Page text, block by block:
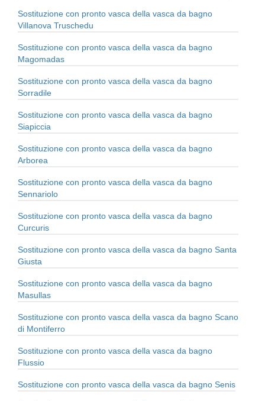
Sostituzione con pronto vasca della vasca da bagno
Villanova Truschedu
Sostituzione con pronto vasca della vasca da bagno
Magomadas
Sostituzione con pronto vasca della vasca da bagno
Sorradile
Sostituzione con pronto vasca della vasca da bagno
Siapiccia
Sostituzione con pronto vasca della vasca da bagno
Arborea
Sostituzione con pronto vasca della vasca da bagno
Sennariolo
Sostituzione con pronto vasca della vasca da bagno
Curcuris
Sostituzione con pronto vasca della vasca da bagno Santa
Giusta
Sostituzione con pronto vasca della vasca da bagno
Masullas
Sostituzione con pronto vasca della vasca da bagno Scano
di Montiferro
Sostituzione con pronto vasca della vasca da bagno
Flussio
Sostituzione con pronto vasca della vasca da bagno Senis